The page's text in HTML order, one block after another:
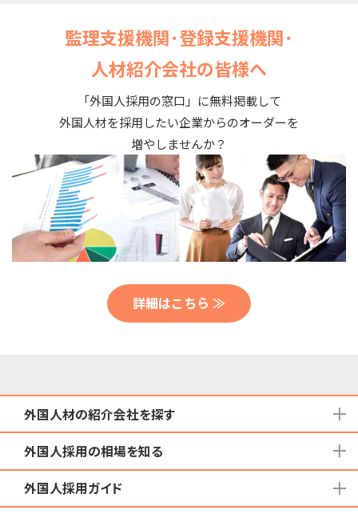
監理支援機関･登録支援機関･
人材紹介会社の皆様へ
「外国人採用の窓口」に無料掲載して
外国人材を採用したい企業からのオーダーを
増やしませんか？
詳細はこちら ≫
外国人材の紹介会社を探す
地域から検索する
国籍から検索する
在留資格から検索する
外国人採用の相場を知る
育成就労外国人の受け入れ相場
外国人採用ガイド